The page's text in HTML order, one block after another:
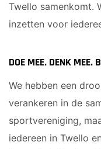
Twello samenkomt.
inzetten voor
DOE MEE. DENK MEE.
We hebben een
verankeren in de
sportvereniging,
iedereen in Twello